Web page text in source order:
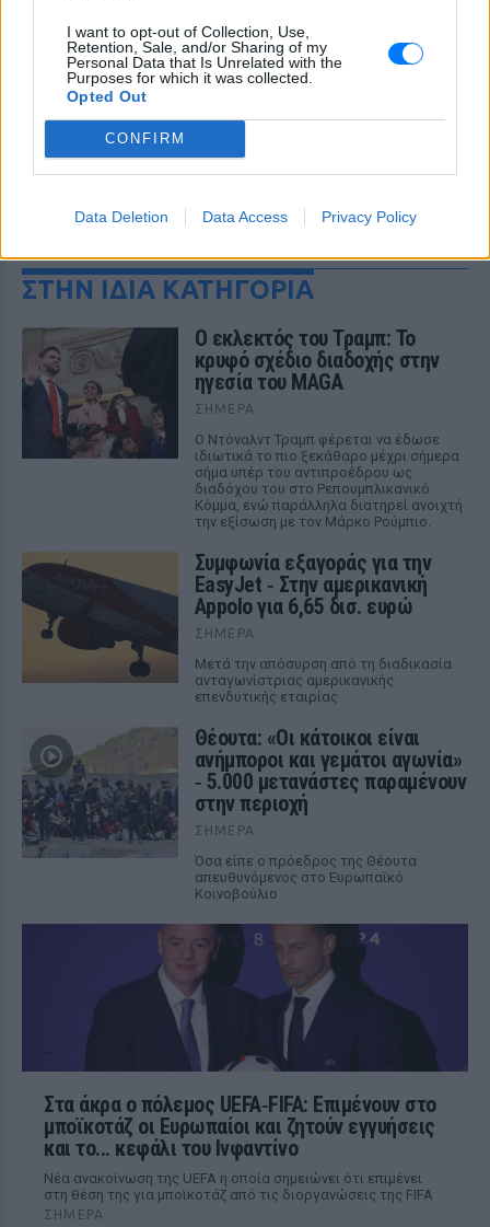
I want to opt-out of Collection, Use,
Retention, Sale, and/or Sharing of my
Personal Data that Is Unrelated with the
Purposes for which it was collected.
Opted Out
CONFIRM
Data Deletion Data Access Privacy Policy
ΔΕΙΤΕ ΕΠΙΣΗΣ
ΣΤΗΝ ΙΔΙΑ ΚΑΤΗΓΟΡΙΑ
Ο εκλεκτός του Τραμπ: Το
κρυφό σχέδιο διαδοχής στην
ηγεσία του MAGA
ΣΉΜΕΡΑ
Ο Ντόναλντ Τραμπ φέρεται να έδωσε
ιδιωτικά το πιο ξεκάθαρο μέχρι σήμερα
σήμα υπέρ του αντιπροέδρου ως
διαδόχου του στο Ρεπουμπλικανικό
Κόμμα, ενώ παράλληλα διατηρεί ανοιχτή
την εξίσωση με τον Μάρκο Ρούμπιο.
Συμφωνία εξαγοράς για την
EasyJet ‑ Στην αμερικανική
Appolo για 6,65 δισ. ευρώ
ΣΉΜΕΡΑ
Μετά την απόσυρση από τη διαδικασία
ανταγωνίστριας αμερικανικής
επενδυτικής εταιρίας
Θέουτα: «Οι κάτοικοι είναι
ανήμποροι και γεμάτοι αγωνία»
‑ 5.000 μετανάστες παραμένουν
στην περιοχή
ΣΉΜΕΡΑ
Όσα είπε ο πρόεδρος της Θέουτα
απευθυνόμενος στο Ευρωπαϊκό
Κοινοβούλιο
Στα άκρα ο πόλεμος UEFA‑FIFA: Επιμένουν στο
μποϊκοτάζ οι Ευρωπαίοι και ζητούν εγγυήσεις
και το... κεφάλι του Ινφαντίνο
Νέα ανακοίνωση της UEFA η οποία σημειώνει ότι επιμένει
στη θέση της για μποϊκοτάζ από τις διοργανώσεις της FIFA
ΣΉΜΕΡΑ